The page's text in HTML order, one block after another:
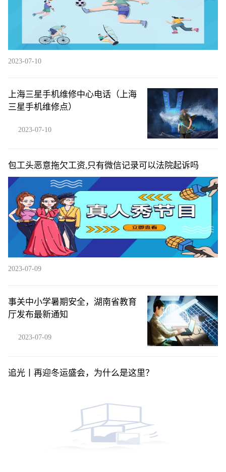
2023-07-10
上海三星手机维修中心电话（上海
三星手机维修点）
2023-07-10
包工头恶意拖欠工资,只有微信记录可以法院起诉吗
2023-07-09
事关中小学暑期安全，湖南省教育
厅发布最新通知
2023-07-09
追光丨再迎冬运盛会，为什么是这里？